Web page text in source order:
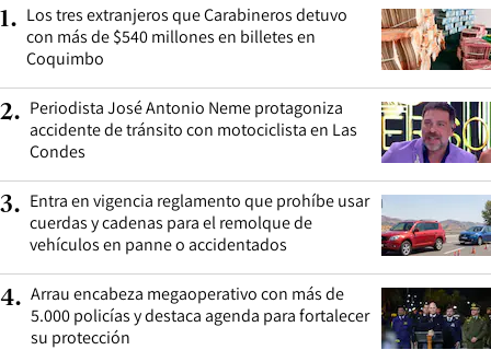
1. Los tres extranjeros que Carabineros detuvo
con más de $540 millones en billetes en
Coquimbo
2. Periodista José Antonio Neme protagoniza
accidente de tránsito con motociclista en Las
Condes
3. Entra en vigencia reglamento que prohíbe usar
cuerdas y cadenas para el remolque de
vehículos en panne o accidentados
4. Arrau encabeza megaoperativo con más de
5.000 policías y destaca agenda para fortalecer
su protección